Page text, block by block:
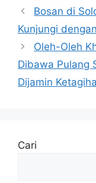
Bosan di
Kunjungi
Oleh-Oleh
Dibawa Pulang
Dijamin
Cari